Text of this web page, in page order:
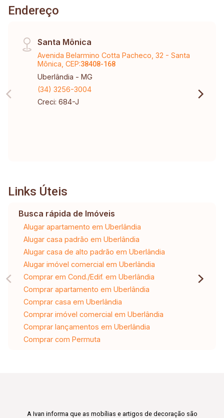
Endereço
Santa Mônica
Avenida Belarmino Cotta Pacheco, 32 - Santa
Mônica, CEP:38408-168
Uberlândia - MG
(34) 3256-3004
Creci: 684-J
Links Úteis
Busca rápida de Imóveis
Alugar apartamento em Uberlândia
Alugar casa padrão em Uberlândia
Alugar casa de alto padrão em Uberlândia
Alugar imóvel comercial em Uberlândia
Comprar em Cond./Edif. em Uberlândia
Comprar apartamento em Uberlândia
Comprar casa em Uberlândia
Comprar imóvel comercial em Uberlândia
Comprar lançamentos em Uberlândia
Comprar com Permuta
A Ivan informa que as mobílias e artigos de decoração são